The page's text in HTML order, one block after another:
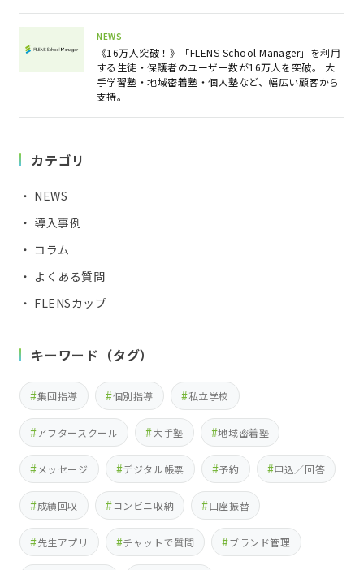
NEWS
《16万人突破！》「FLENS School Manager」を利用
する生徒・保護者のユーザー数が16万人を突破。 大
手学習塾・地域密着塾・個人塾など、幅広い顧客から
支持。
カテゴリ
・ NEWS
・ 導入事例
・ コラム
・ よくある質問
・ FLENSカップ
キーワード（タグ）
集団指導 個別指導 私立学校
アフタースクール 大手塾 地域密着塾
メッセージ デジタル帳票 予約 申込／回答
成績回収 コンビニ収納 口座振替
先生アプリ チャットで質問 ブランド管理